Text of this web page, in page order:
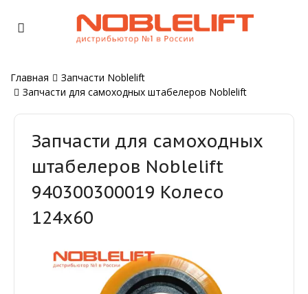
Главная
Запчасти Noblelift
Запчасти для самоходных штабелеров Noblelift
Запчасти для самоходных
штабелеров Noblelift
940300300019 Колесо
124x60